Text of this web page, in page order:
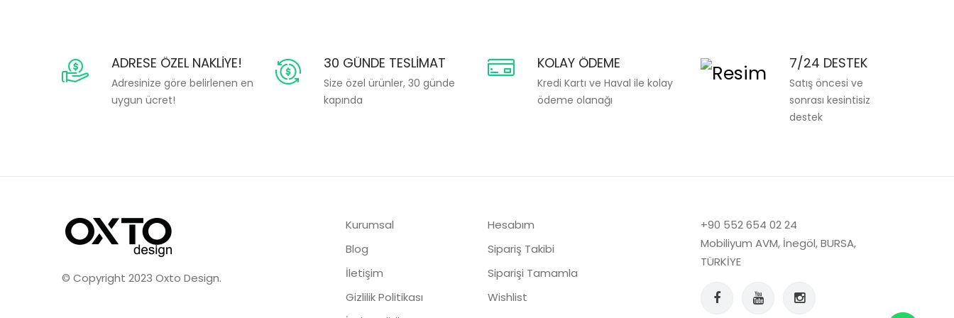
ADRESE ÖZEL NAKLIYE!
Adresinize göre belirlenen en
uygun ücret!
30 GÜNDE TESLIMAT
Size özel ürünler, 30 günde
kapında
KOLAY ÖDEME
Kredi Kartı ve Haval ile kolay
ödeme olanağı
7/24 DESTEK
Satış öncesi ve
sonrası kesintisiz
destek
© Copyright 2023 Oxto Design.
Kurumsal
Blog
İletişim
Gizlilik Politikası
Hesabım
Sipariş Takibi
Siparişi Tamamla
Wishlist
+90 552 654 02 24
Mobiliyum AVM, İnegöl, BURSA,
TÜRKİYE